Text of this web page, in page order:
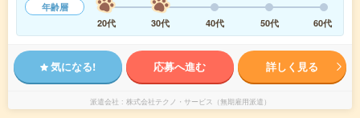
年齢層
20代
30代 40代 50代 60代
気になる! 応募へ進む 詳しく見る
派遣会社 株式会社テクノ・サービス（無期雇用派遣）